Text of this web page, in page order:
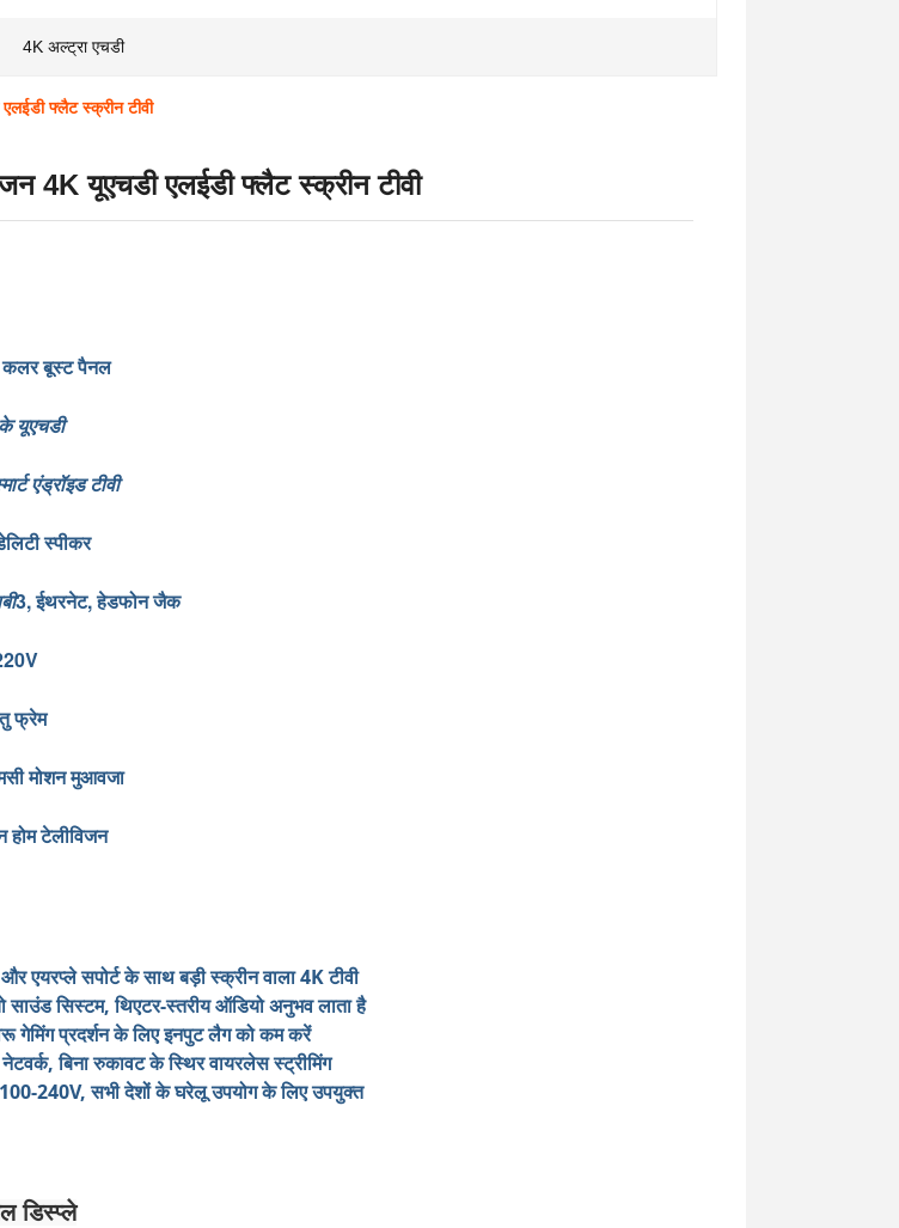
4K अल्ट्रा एचडी
फ्लैट स्क्रीन टीवी
4K यूएचडी एलईडी फ्लैट स्क्रीन टीवी
कलर बूस्ट पैनल
यूएचडी
एंड्रॉइड टीवी
स्पीकर
3, ईथरनेट, हेडफोन जैक
फ्रेम
मोशन मुआवजा
होम टेलीविजन
एयरप्ले सपोर्ट के साथ बड़ी स्क्रीन वाला 4K टीवी
साउंड सिस्टम, थिएटर-स्तरीय ऑडियो अनुभव लाता है
गेमिंग प्रदर्शन के लिए इनपुट लैग को कम करें
नेटवर्क, बिना रुकावट के स्थिर वायरलेस स्ट्रीमिंग
100-240V, सभी देशों के घरेलू उपयोग के लिए उपयुक्त
डिस्प्ले